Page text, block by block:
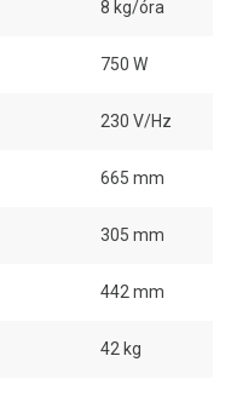
8 kg/óra
750 W
230 V/Hz
665 mm
305 mm
442 mm
42 kg